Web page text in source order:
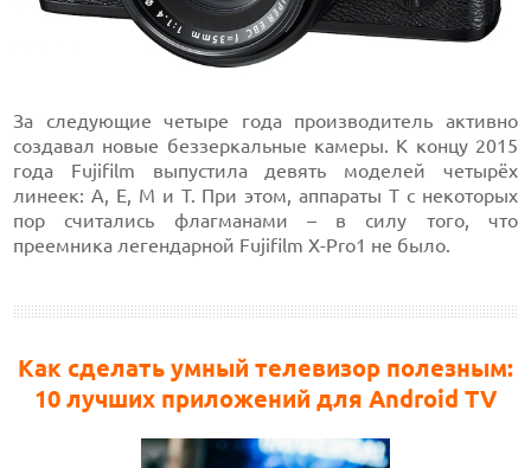
За следующие четыре года производитель активно
создавал новые беззеркальные камеры. К концу 2015
года Fujifilm выпустила девять моделей четырёх
линеек: А, Е, М и Т. При этом, аппараты Т с некоторых
пор считались флагманами – в силу того, что
преемника легендарной Fujifilm X-Pro1 не было.
Как сделать умный телевизор полезным:
10 лучших приложений для Android TV